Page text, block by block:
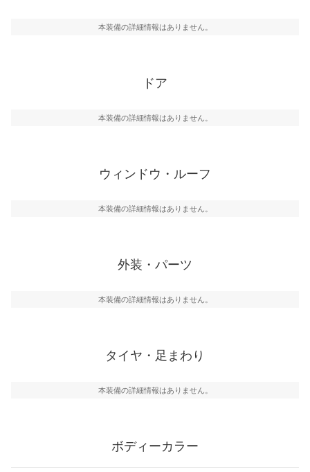
本装備の詳細情報はありません。
ドア
本装備の詳細情報はありません。
ウィンドウ・ルーフ
本装備の詳細情報はありません。
外装・パーツ
本装備の詳細情報はありません。
タイヤ・足まわり
本装備の詳細情報はありません。
ボディーカラー